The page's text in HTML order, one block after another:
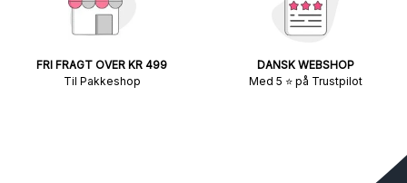
FRI FRAGT OVER KR 499
Til Pakkeshop
DANSK WEBSHOP
Med 5 ⭐ på Trustpilot